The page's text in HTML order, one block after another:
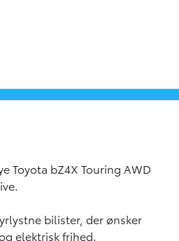
Toyota bZ4X Touring AWD
bilister, der ønsker
elektrisk frihed.